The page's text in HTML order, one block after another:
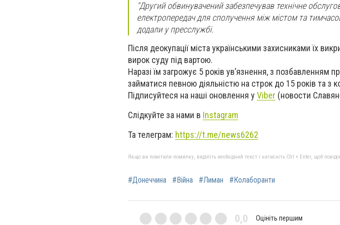
"Другий обвинувачений забезпечував технічне
електропередач для сполучення між містом та
додали у пресслужбі.
Після деокупації міста українськими захисниками їх
вирок суду під вартою.
Наразі їм загрожує 5 років ув’язнення, з позбавленням
займатися певною діяльністю на строк до 15 років та з
Підписуйтеся на наші оновлення у Viber (новости
Слідкуйте за нами в Instagram
Та телеграм: https://t.me/news6262
Якщо ви помітили помилку, виділіть необхідний текст і натисніть Ctrl + Enter, щоб
#Донеччина #Війна #Лиман #Колаборанти
0,0 Оцініть першим